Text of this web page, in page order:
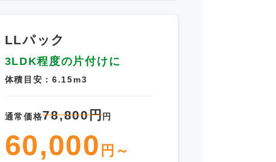
LLパック
3LDK程度の片付けに
体積目安：6.15m3
通常価格78,800円円
60,000 円～